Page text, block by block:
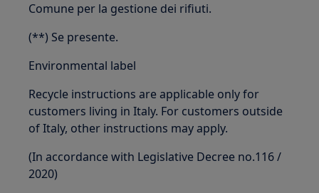
Comune per la gestione dei rifiuti.
(**) Se presente.
Environmental label
Recycle instructions are applicable only for
customers living in Italy. For customers outside
of Italy, other instructions may apply.
(In accordance with Legislative Decree no.116 /
2020)